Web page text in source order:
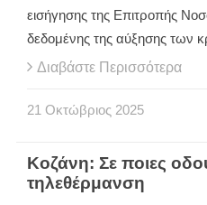
εισήγησης της Επιτροπής
δεδομένης της αύξησης των
Διαβάστε Περισσότερα
21 Οκτώβριος 2025
Κοζάνη: Σε ποιες
τηλεθέρμανση